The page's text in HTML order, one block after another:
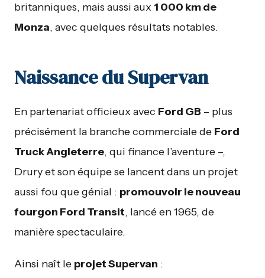
britanniques, mais aussi aux 1 000 km de
Monza, avec quelques résultats notables.
Naissance du Supervan
En partenariat officieux avec Ford GB – plus
précisément la branche commerciale de Ford
Truck Angleterre, qui finance l’aventure –,
Drury et son équipe se lancent dans un projet
aussi fou que génial : promouvoir le nouveau
fourgon Ford Transit, lancé en 1965, de
manière spectaculaire.
Ainsi naît le projet Supervan :